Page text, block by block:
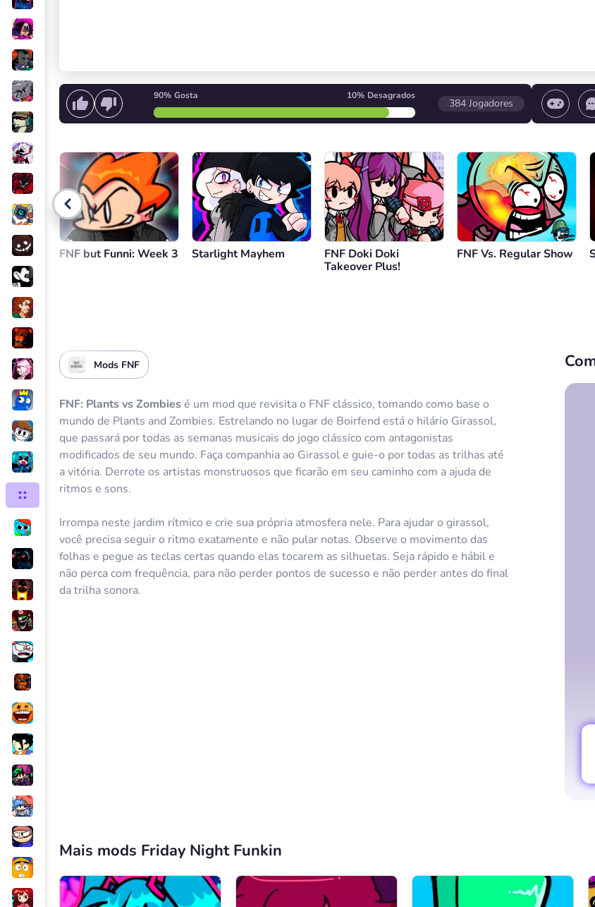
90% Gosta 10% Desagrados
384 Jogadores
Comece a cantar ou Inicie o jogo/ Pare o jogo/ Selecione um nível
Voltar
FNF but Funni: Week 3 Starlight Mayhem
FNF Doki Doki
Takeover Plus!
FNF Vs. Regular Show
Mods FNF
FNF: Plants vs Zombiesé um mod que revisita o FNF clássico, tomando como base o
mundo de Plants and Zombies. Estrelando no lugar de Boirfend está o hilário Girassol,
que passará por todas as semanas musicais do jogo clássico com antagonistas
modificados de seu mundo. Faça companhia ao Girassol e guie-o por todas as trilhas até
a vitória. Derrote os artistas monstruosos que ficarão em seu caminho com a ajuda de
ritmos e sons.
Irrompa neste jardim rítmico e crie sua própria atmosfera nele. Para ajudar o girassol,
você precisa seguir o ritmo exatamente e não pular notas. Observe o movimento das
folhas e pegue as teclas certas quando elas tocarem as silhuetas. Seja rápido e hábil e
não perca com frequência, para não perder pontos de sucesso e não perder antes do final
da trilha sonora.
Mais mods Friday Night Funkin